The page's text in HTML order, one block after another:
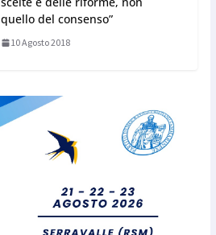
quello del consenso”
10 Agosto 2018